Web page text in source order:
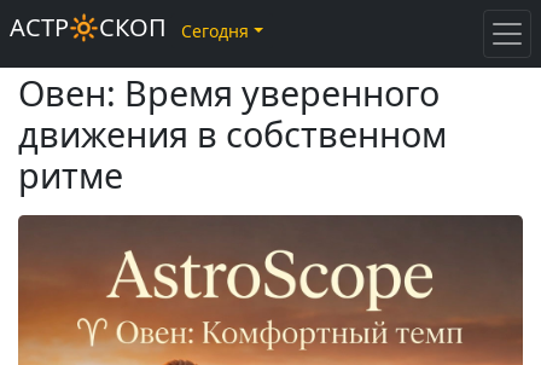
Овен: Время уверенного
движения в собственном
ритме
АСТР🔆СКОП Сегодня